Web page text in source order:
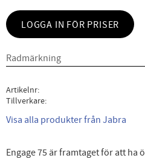
LOGGA IN FÖR PRISER
Artikelnr
Tillverkare
Visa alla produkter från Jabra
Engage 75 är framtaget för att ha